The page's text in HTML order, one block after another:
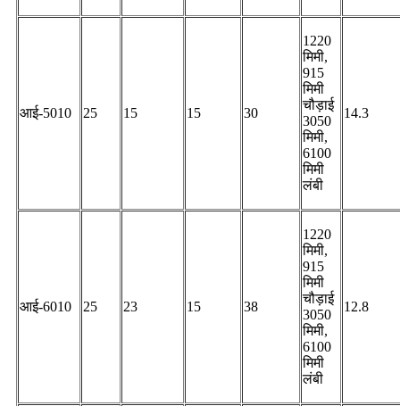
आई-5010 25 15 15 30
1220
मिमी,
915
मिमी
चौड़ाई
3050
मिमी,
6100
मिमी
लंबी
14.3
आई-6010 25 23 15 38
1220
मिमी,
915
मिमी
चौड़ाई
3050
मिमी,
6100
मिमी
लंबी
12.8